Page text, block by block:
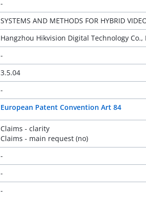
-
SYSTEMS AND METHODS FOR HYBRID
Hangzhou Hikvision Digital Technology Co.,
-
3.5.04
-
European Patent Convention Art 84
Claims - clarity
Claims - main request (no)
-
-
-